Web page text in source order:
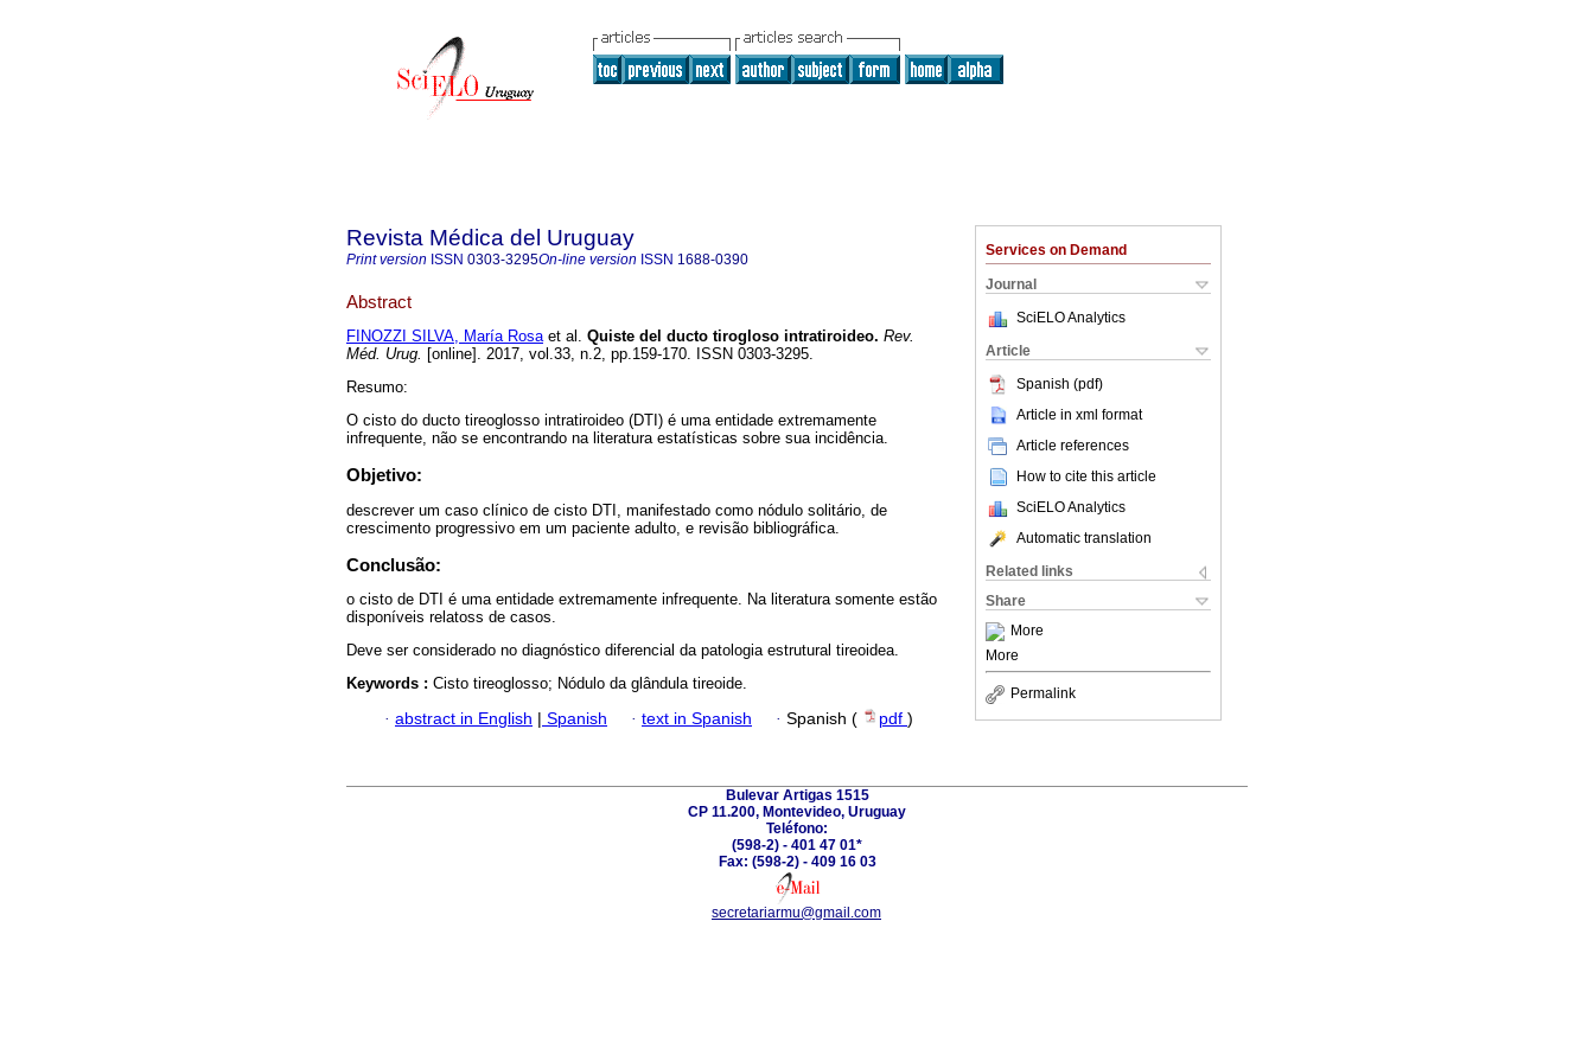
Services on Demand
Journal
SciELO Analytics
Article
Spanish (pdf)
Article in xml format
Article references
How to cite this article
SciELO Analytics
Automatic translation
Related links
Share
More
More
Permalink
Revista Médica del Uruguay
Print version ISSN 0303-3295On-line version ISSN 1688-0390
Abstract
FINOZZI SILVA, María Rosaet al. Quiste del ducto tirogloso intratiroideo. Rev.
Méd. Urug. [online]. 2017, vol.33, n.2, pp.159-170. ISSN 0303-3295.
Resumo:
O cisto do ducto tireoglosso intratiroideo (DTI) é uma entidade extremamente
infrequente, não se encontrando na literatura estatísticas sobre sua incidência.
Objetivo:
descrever um caso clínico de cisto DTI, manifestado como nódulo solitário, de
crescimento progressivo em um paciente adulto, e revisão bibliográfica.
Conclusão:
o cisto de DTI é uma entidade extremamente infrequente. Na literatura somente estão
disponíveis relatoss de casos.
Deve ser considerado no diagnóstico diferencial da patologia estrutural tireoidea.
Keywords : Cisto tireoglosso; Nódulo da glândula tireoide.
· abstract in English Spanish · text in Spanish · Spanish ( pdf )
Bulevar Artigas 1515
CP 11.200, Montevideo, Uruguay
Teléfono:
(598-2) - 401 47 01*
Fax: (598-2) - 409 16 03
secretariarmu@gmail.com